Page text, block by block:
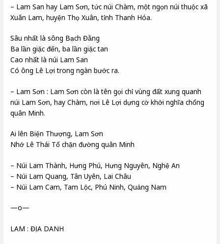
– Lam San hay Lam Sơn, tức núi Chàm, một ngọn núi thuộc xã
Xuân Lam, huyện Thọ Xuân, tỉnh Thanh Hóa.
Sâu nhất là sông Bạch Đằng
Ba lần giặc đến, ba lần giặc tan
Cao nhất là núi Lam San
Có ông Lê Lợi trong ngàn bước ra.
– Lam Sơn : Lam Sơn còn là tên gọi chỉ vùng đất xung quanh
núi Lam Sơn, hay Chàm, nơi Lê Lợi dựng cờ khởi nghĩa chống
quân Minh.
Ai lên Biện Thượng, Lam Sơn
Nhớ Lê Thái Tổ chặn đường quân Minh
– Núi Lam Thành, Hưng Phú, Hưng Nguyên, Nghệ An
– Núi Lam Quang, Tân Uyên, Lai Châu
– Núi Lam Cam, Tam Lộc, Phú Ninh, Quảng Nam
—o—
LAM : ĐỊA DANH